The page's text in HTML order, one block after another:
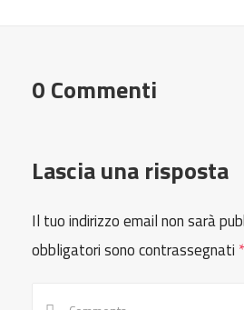
0 Commenti
Lascia una risposta
Il tuo indirizzo email non sarà
obbligatori sono contrassegnati *